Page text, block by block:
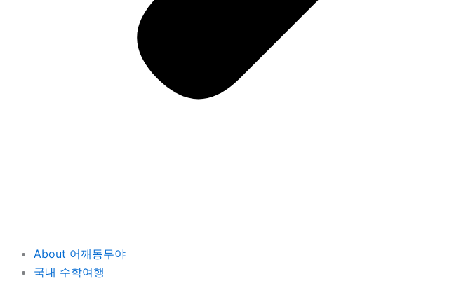
About 어깨동무야
국내 수학여행